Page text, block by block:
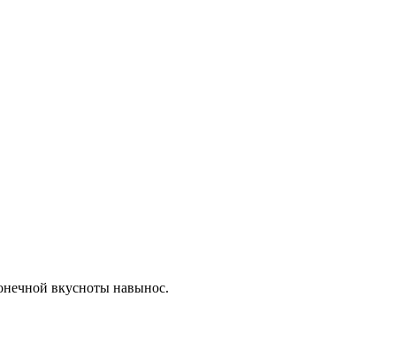
вкусноты навынос.